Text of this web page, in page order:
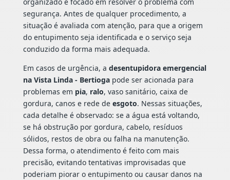
segurança. Antes de qualquer procedimento, a
situação é avaliada com atenção, para que a origem
do entupimento seja identificada e o serviço seja
conduzido da forma mais adequada.
Em casos de urgência, a desentupidora emergencial
na Vista Linda - Bertiogapode ser acionada para
problemas em pia, ralo, vaso sanitário, caixa de
gordura, canos e rede de esgoto. Nessas situações,
cada detalhe é observado: se a água está voltando,
se há obstrução por gordura, cabelo, resíduos
sólidos, restos de obra ou falha na manutenção.
Dessa forma, o atendimento é feito com mais
precisão, evitando tentativas improvisadas que
poderiam piorar o entupimento ou causar danos na